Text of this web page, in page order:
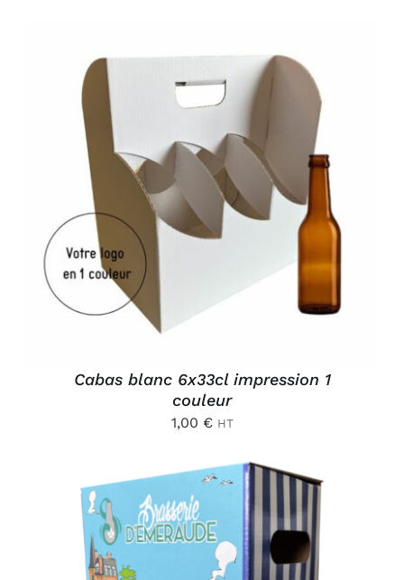
AJOUTER AU PANIER
/
DÉTAILS
Cabas blanc 6x33cl impression 1
couleur
1,00 € HT